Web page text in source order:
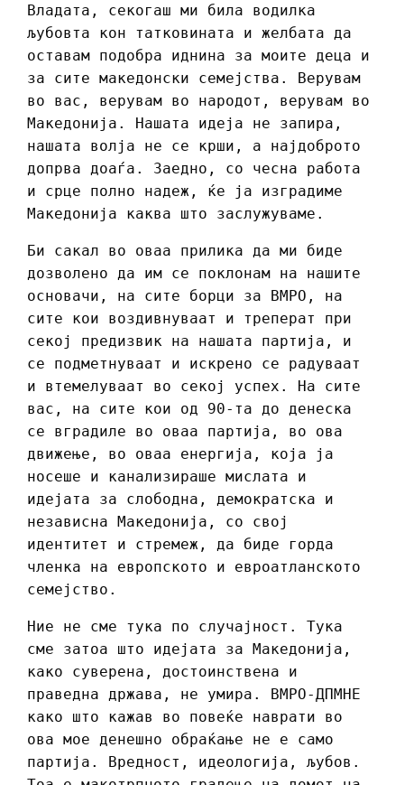
Владата, секогаш ми била водилка
љубовта кон татковината и желбата да
оставам подобра иднина за моите деца и
за сите македонски семејства. Верувам
во вас, верувам во народот, верувам во
Македонија. Нашата идеја не запира,
нашата волја не се крши, а најдоброто
допрва доаѓа. Заедно, со чесна работа
и срце полно надеж, ќе ја изградиме
Македонија каква што заслужуваме.
Би сакал во оваа прилика да ми биде
дозволено да им се поклонам на нашите
основачи, на сите борци за ВМРО, на
сите кои воздивнуваат и треперат при
секој предизвик на нашата партија, и
се подметнуваат и искрено се радуваат
и втемелуваат во секој успех. На сите
вас, на сите кои од 90-та до денеска
се вградиле во оваа партија, во ова
движење, во оваа енергија, која ја
носеше и канализираше мислата и
идејата за слободна, демократска и
независна Македонија, со свој
идентитет и стремеж, да биде горда
членка на европското и евроатланското
семејство.
Ние не сме тука по случајност. Тука
сме затоа што идејата за Македонија,
како суверена, достоинствена и
праведна држава, не умира. ВМРО-ДПМНЕ
како што кажав во повеќе наврати во
ова мое денешно обраќање не е само
партија. Вредност, идеологија, љубов.